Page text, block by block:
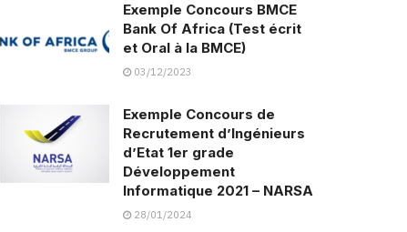
Exemple Concours BMCE
Bank Of Africa (Test écrit
et Oral à la BMCE)
03/12/2023
Exemple Concours de
Recrutement d’Ingénieurs
d’Etat 1er grade
Développement
Informatique 2021 – NARSA
28/01/2024